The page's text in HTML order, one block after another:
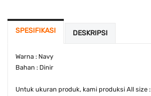
SPESIFIKASI DESKRIPSI
Warna : Navy
Bahan : Dinir
Untuk ukuran produk, kami produksi All size :